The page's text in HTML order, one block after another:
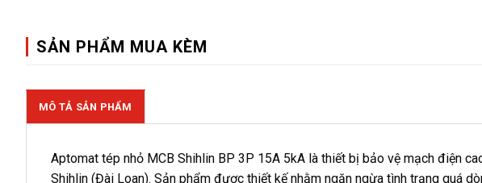
SẢN PHẨM MUA KÈM
MÔ TẢ SẢN PHẨM
Aptomat tép nhỏ MCB Shihlin BP 3P 15A 5kA là thiết bị bảo vệ mạch điện
Shihlin (Đài Loan). Sản phẩm được thiết kế nhằm ngăn ngừa tình trạng quá